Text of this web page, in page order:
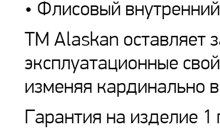
• Флисовый
ТМ Alaskan оставляет
эксплуатационные
изменяя кардинально
Гарантия на изделие 1